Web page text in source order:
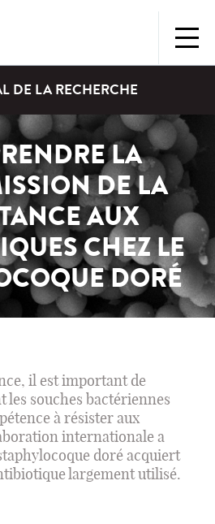
DE LA RECHERCHE
LA
DE LA
AUX
CHEZ LE
DORÉ
il est important de
souches bactériennes
à résister aux
internationale a
doré acquiert
largement utilisé.